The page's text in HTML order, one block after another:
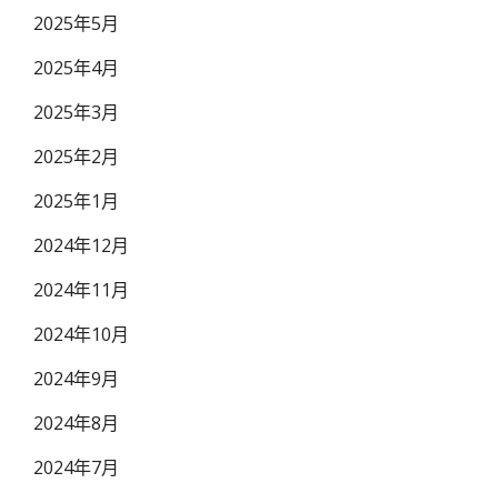
2025年5月
2025年4月
2025年3月
2025年2月
2025年1月
2024年12月
2024年11月
2024年10月
2024年9月
2024年8月
2024年7月